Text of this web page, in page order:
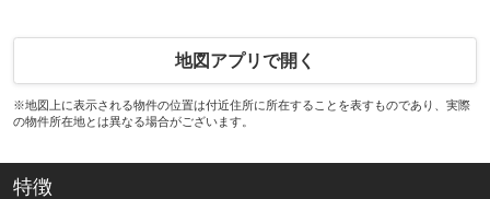
地図アプリで開く
※地図上に表示される物件の位置は付近住所に所在することを表すものであり、実際
の物件所在地とは異なる場合がございます。
特徴